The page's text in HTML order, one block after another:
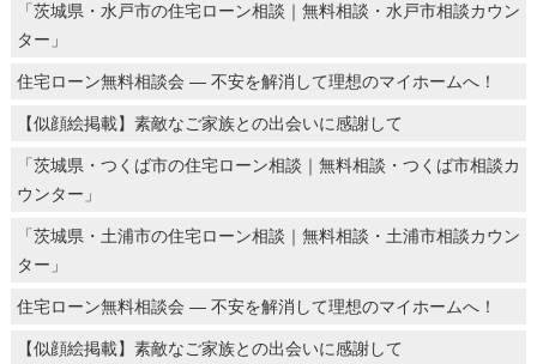
「茨城県・水戸市の住宅ローン相談｜無料相談・水戸市相談カウン
ター」
住宅ローン無料相談会 ― 不安を解消して理想のマイホームへ！
【似顔絵掲載】素敵なご家族との出会いに感謝して
「茨城県・つくば市の住宅ローン相談｜無料相談・つくば市相談カ
ウンター」
「茨城県・土浦市の住宅ローン相談｜無料相談・土浦市相談カウン
ター」
住宅ローン無料相談会 ― 不安を解消して理想のマイホームへ！
【似顔絵掲載】素敵なご家族との出会いに感謝して